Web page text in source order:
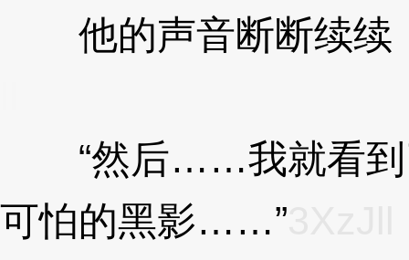
他的声音断断续续
“然后……我就看到
可怕的黑影……”